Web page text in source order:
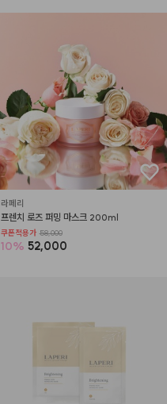
라페리
프렌치 로즈 퍼밍 마스크 200ml
쿠폰적용가 58,000
10% 52,000